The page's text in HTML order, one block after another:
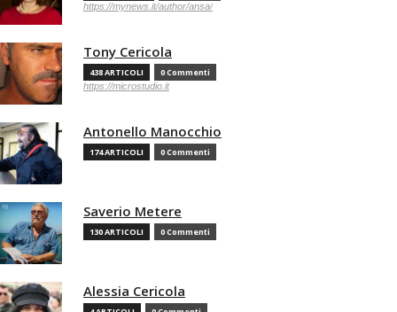
https://mynews.it/author/ansa/
Tony Cericola
438 ARTICOLI 0 Commenti
https://microstudio.it
Antonello Manocchio
174 ARTICOLI 0 Commenti
Saverio Metere
130 ARTICOLI 0 Commenti
Alessia Cericola